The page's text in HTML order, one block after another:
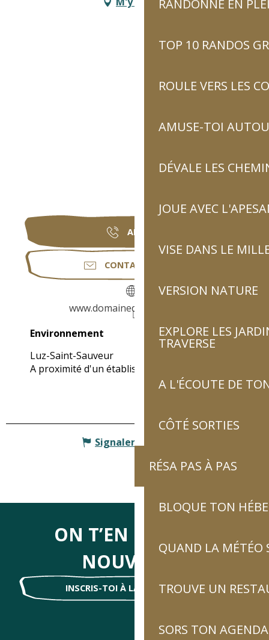
RANDONNE EN
TOP 10 RANDOS
ROULE VERS LES
AMUSE-TOI
DÉVALE LES
JOUE AVEC
VISE DANS LE
VERSION NATURE
EXPLORE LES
TRAVERSE
A L'ÉCOUTE DE
CÔTÉ SORTIES
RÉSA PAS À PAS
BLOQUE TON
QUAND LA MÉTÉO
TROUVE UN
SORS TON AGENDA
APPELER
CONTACTEZ-NOUS
www.domainedusauveur.com
Environnement
Environnement
Luz-Saint-Sauveur
A proximité d'un établissement thermal
Signaler une erreur
ON T’EN DIRA DES
NOUVELLES
INSCRIS-TOI À LA NEWSLETTER !